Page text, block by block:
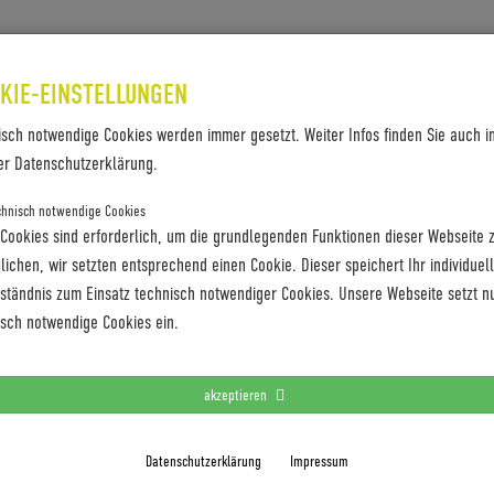
EINSTELLUNGEN
notwendige Cookies werden immer gesetzt. Weiter Infos finden Sie auch in
Datenschutzerklärung.
notwendige Cookies
sind erforderlich, um die grundlegenden Funktionen dieser Webseite
wir setzten entsprechend einen Cookie. Dieser speichert Ihr
zum Einsatz technisch notwendiger Cookies. Unsere Webseite setzt
notwendige Cookies ein.
akzeptieren
Datenschutzerklärung Impressum
MIT KLAREM BEKENNTNIS ZUM
zur Coboc Dealer Convention nach
Light SUV-Modellpalette. Geschäftsführerin
Saison und steht zu einem engen Schulterschluss